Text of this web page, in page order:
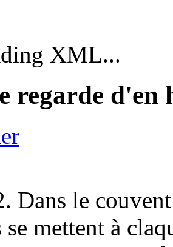
XML...
regarde d'en
Dans le
se mettent à